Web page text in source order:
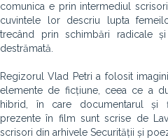
comunica e prin intermediul
cuvintele lor descriu lupta
trecând prin schimbări radicale
destrămată.
Regizorul Vlad Petri a folosit
elemente de ficțiune, ceea ce a
hibrid, în care documentarul și
prezente în film sunt scrise de
scrisori din arhivele Securității și